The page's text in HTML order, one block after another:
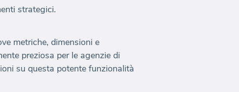
strategici.
metriche, dimensioni e
preziosa per le agenzie di
su questa potente funzionalità